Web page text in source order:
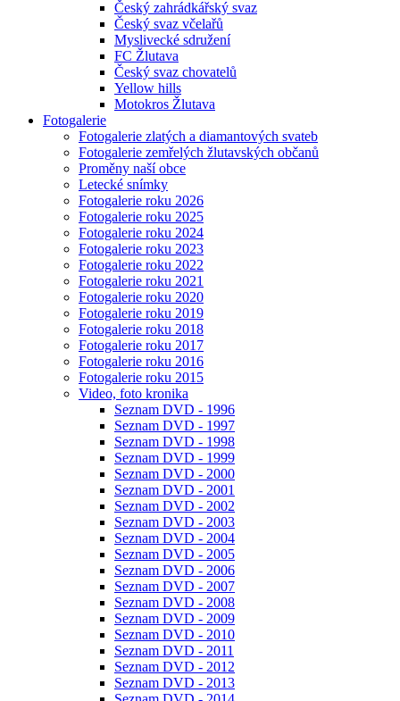
Český zahrádkářský svaz
Český svaz včelařů
Myslivecké sdružení
FC Žlutava
Český svaz chovatelů
Yellow hills
Motokros Žlutava
Fotogalerie
Fotogalerie zlatých a diamantových svateb
Fotogalerie zemřelých žlutavských občanů
Proměny naší obce
Letecké snímky
Fotogalerie roku 2026
Fotogalerie roku 2025
Fotogalerie roku 2024
Fotogalerie roku 2023
Fotogalerie roku 2022
Fotogalerie roku 2021
Fotogalerie roku 2020
Fotogalerie roku 2019
Fotogalerie roku 2018
Fotogalerie roku 2017
Fotogalerie roku 2016
Fotogalerie roku 2015
Video, foto kronika
Seznam DVD - 1996
Seznam DVD - 1997
Seznam DVD - 1998
Seznam DVD - 1999
Seznam DVD - 2000
Seznam DVD - 2001
Seznam DVD - 2002
Seznam DVD - 2003
Seznam DVD - 2004
Seznam DVD - 2005
Seznam DVD - 2006
Seznam DVD - 2007
Seznam DVD - 2008
Seznam DVD - 2009
Seznam DVD - 2010
Seznam DVD - 2011
Seznam DVD - 2012
Seznam DVD - 2013